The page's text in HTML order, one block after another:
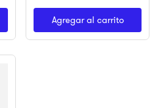
Agregar al carrito